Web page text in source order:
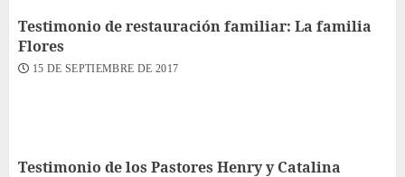
Testimonio de restauración familiar: La familia
Flores
15 DE SEPTIEMBRE DE 2017
Testimonio de los Pastores Henry y Catalina